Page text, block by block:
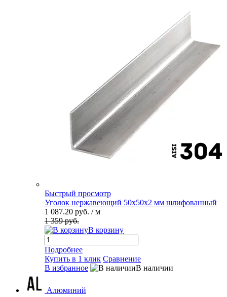
Быстрый просмотр
Уголок нержавеющий 50х50х2 мм шлифованный
1 087.20 руб. / м
1 359 руб.
В корзину
Подробнее
Купить в 1 клик Сравнение
В избранное
В наличии
Алюминий